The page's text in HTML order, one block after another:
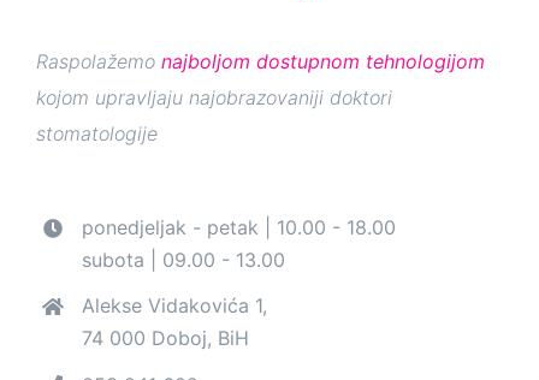
Raspolažemo najboljom dostupnom tehnologijom
kojom upravljaju najobrazovaniji doktori
stomatologije
ponedjeljak - petak | 10.00 - 18.00
subota | 09.00 - 13.00
Alekse Vidakovića 1,
74 000 Doboj, BiH